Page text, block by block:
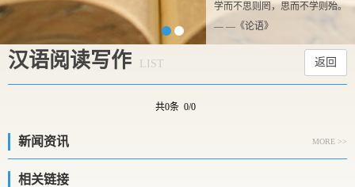
学而不思则罔，思而不学则殆。
— —《论语》
汉语阅读写作 LIST 返回
共0条 0/0
新闻资讯 MORE >>
相关链接